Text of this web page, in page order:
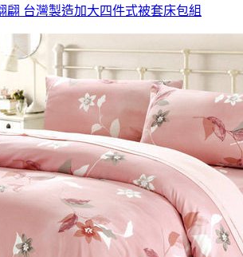
翩 台灣製造加大四件式被套床包組